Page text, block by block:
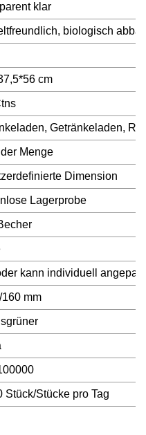
klar
biologisch
cm
Getränkeladen,
Menge
Dimension
Lagerprobe
kann individuell
mm
Stück/Stücke pro Tag